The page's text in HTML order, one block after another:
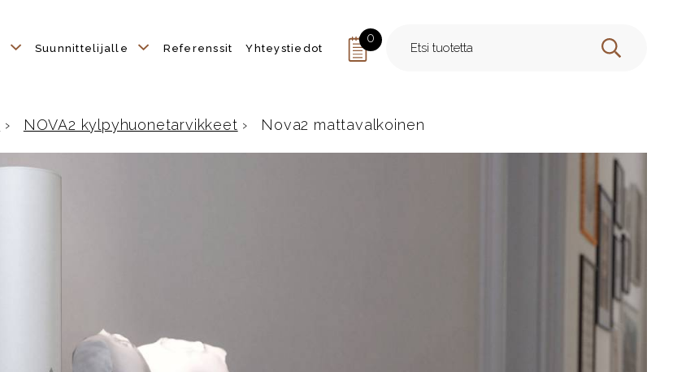
Suunnittelijalle Referenssit Yhteystiedot
0
HAE
› NOVA2 kylpyhuonetarvikkeet › Nova2 mattavalkoinen